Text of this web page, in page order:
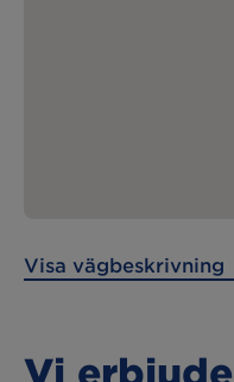
Visa vägbeskrivning
Vi